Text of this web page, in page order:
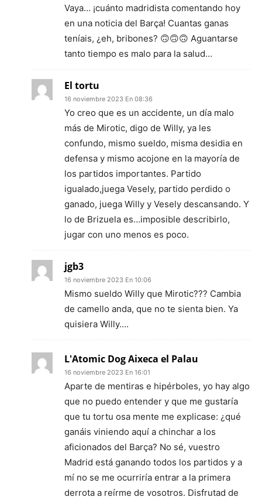
Vaya… ¡cuánto madridista comentando hoy
en una noticia del Barça! Cuantas ganas
teníais, ¿eh, bribones? 🙃🙃🙃 Aguantarse
tanto tiempo es malo para la salud…
El tortu
16 noviembre 2023 En 08:36
Yo creo que es un accidente, un día malo
más de Mirotic, digo de Willy, ya les
confundo, mismo sueldo, misma desidia en
defensa y mismo acojone en la mayoría de
los partidos importantes. Partido
igualado,juega Vesely, partido perdido o
ganado, juega Willy y Vesely descansando. Y
lo de Brizuela es…imposible describirlo,
jugar con uno menos es poco.
jgb3
16 noviembre 2023 En 10:06
Mismo sueldo Willy que Mirotic??? Cambia
de camello anda, que no te sienta bien. Ya
quisiera Willy….
L'Atomic Dog Aixeca el Palau
16 noviembre 2023 En 16:01
Aparte de mentiras e hipérboles, yo hay algo
que no puedo entender y que me gustaría
que tu tortu osa mente me explicase: ¿qué
ganáis viniendo aquí a chinchar a los
aficionados del Barça? No sé, vuestro
Madrid está ganando todos los partidos y a
mí no se me ocurriría entrar a la primera
derrota a reírme de vosotros. Disfrutad de